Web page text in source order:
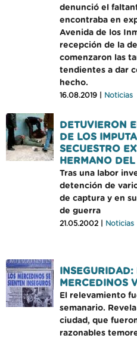
denunció el
encontraba en
Avenida de los
recepción de la
comenzaron las
tendientes a dar
hecho.
16.08.2019 | Noticias
DETUVIERON
DE LOS
SECUESTRO
HERMANO
Tras una labor
detención de
de captura y en
de guerra
21.05.2002 | Noticias
MERCEDINOS
El relevamiento
semanario.
ciudad, que
razonables